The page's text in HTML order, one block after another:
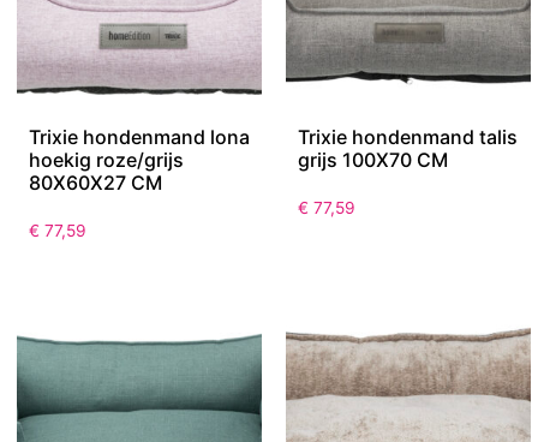
Trixie hondenmand lona
hoekig roze/grijs
80X60X27 CM
€ 77,59
Trixie hondenmand talis
grijs 100X70 CM
€ 77,59